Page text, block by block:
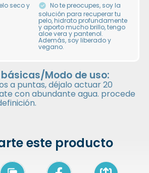
seco y
No te preocupes, soy la
solución para recuperar tu
pelo, hidrato profundamente
y aporto mucho brillo, tengo
aloe vera y pantenol.
Además, soy liberado y
vegano.
Modo de uso:
a puntas, déjalo actuar 20
con abundante agua. procede
este producto